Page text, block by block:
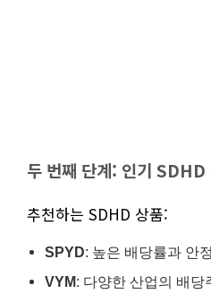
두 번째 단계: 인기 SDHD
추천하는 SDHD 상품:
SPYD: 높은 배당률과 안
VYM: 다양한 산업의 배당